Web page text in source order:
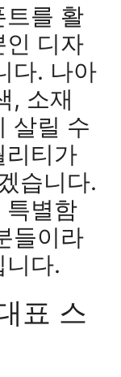
트를 활
인 디자
다. 나아
, 소재
살릴 수
리티가
습니다.
특별함
들이라
니다.
표 스